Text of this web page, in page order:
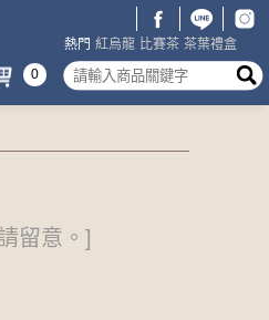
熱門 紅烏龍 比賽茶 茶葉禮盒
0
留意。]